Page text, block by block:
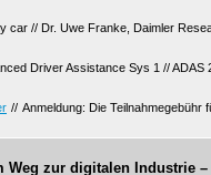
car // Dr. Uwe Franke, Daimler
Driver Assistance Sys 1 // ADAS
// Anmeldung: Die Teilnahmegebühr
Weg zur digitalen Industrie